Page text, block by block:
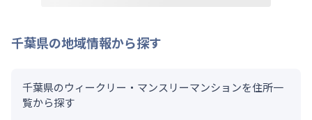
千葉県の地域情報から探す
千葉県のウィークリー・マンスリーマンションを住所一
覧から探す